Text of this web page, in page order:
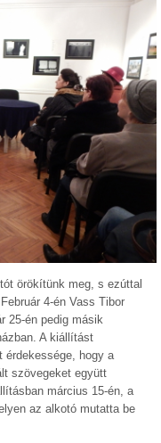
örökítünk meg, s ezúttal
4-én Vass Tibor
25-én pedig másik
A kiállítást
érdekessége, hogy a
szövegeket együtt
március 15-én, a
az alkotó mutatta be